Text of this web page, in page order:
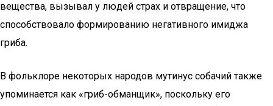
вещества, вызывал у людей страх и отвращение, что
способствовало формированию негативного имиджа
гриба.
В фольклоре некоторых народов мутинус собачий также
упоминается как «гриб-обманщик», поскольку его